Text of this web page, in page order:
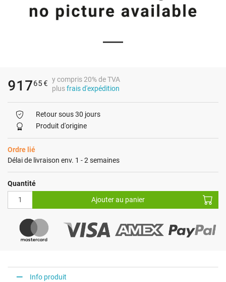
91765 € y compris 20% de TVA
plusfrais d'expédition
Retour sous 30 jours
Produit d'origine
Ordre lié
Délai de livraison env. 1 - 2 semaines
Quantité
Ajouter au panier
Info produit